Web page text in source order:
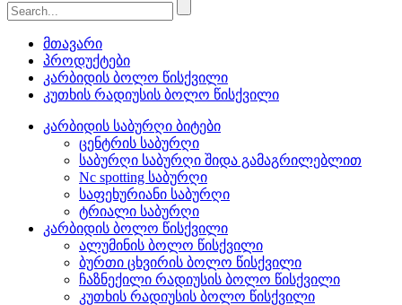
მთავარი
პროდუქტები
კარბიდის ბოლო წისქვილი
კუთხის რადიუსის ბოლო წისქვილი
კარბიდის საბურღი ბიტები
ცენტრის საბურღი
საბურღი საბურღი შიდა გამაგრილებლით
Nc spotting საბურღი
საფეხურიანი საბურღი
ტრიალი საბურღი
კარბიდის ბოლო წისქვილი
ალუმინის ბოლო წისქვილი
ბურთი ცხვირის ბოლო წისქვილი
ჩაზნექილი რადიუსის ბოლო წისქვილი
კუთხის რადიუსის ბოლო წისქვილი